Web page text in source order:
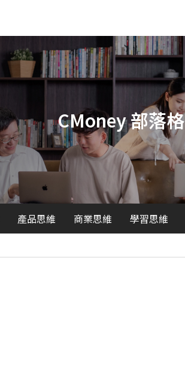
CMoney 部落格
產品思維 商業思維 學習思維